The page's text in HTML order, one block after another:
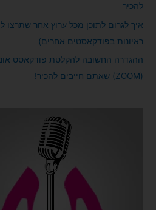
להכיר
איך לגרום לתוכן מכל ערוץ אחר שתרצו
ראיונות בפודקאסטים אחרים)
ההגדרה החשובה להקלטת פודקאסט
(ZOOM) שאתם חייבים להכיר!